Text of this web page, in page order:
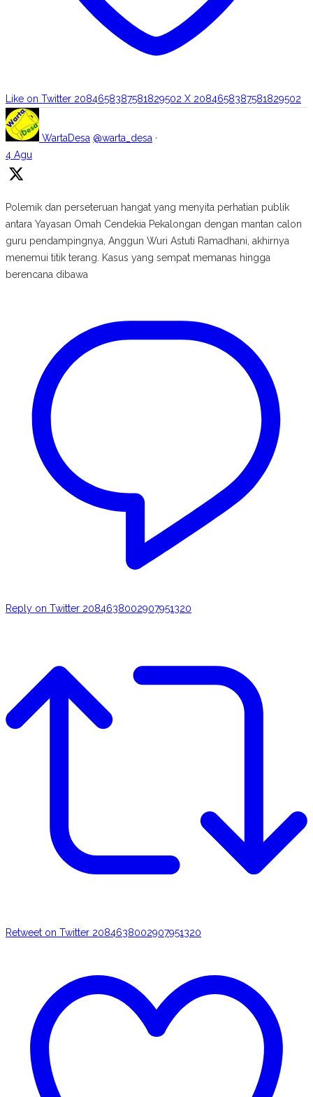
Like on Twitter 2084658387581829502 X 2084658387581829502
WartaDesa @warta_desa ·
4 Agu
Polemik dan perseteruan hangat yang menyita perhatian publik
antara Yayasan Omah Cendekia Pekalongan dengan mantan calon
guru pendampingnya, Anggun Wuri Astuti Ramadhani, akhirnya
menemui titik terang. Kasus yang sempat memanas hingga
berencana dibawa
Reply on Twitter 2084638002907951320
Retweet on Twitter 2084638002907951320